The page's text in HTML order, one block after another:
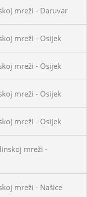
mreži - Daruvar
mreži - Osijek
mreži - Osijek
mreži - Osijek
mreži - Osijek
mreži -
mreži - Našice